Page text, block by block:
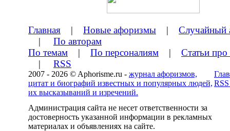
Главная | Новые афоризмы | Случайный
| По авторам
По темам | По персоналиям | Статьи
| RSS
2007 - 2026 © Aphorisme.ru - журнал афоризмов,
цитат и биографий известных и популярных людей,
их высказываний и изречений.
Администрация сайта не несет ответственности за
достоверность указанной информации в рекламных
материалах и объявлениях на сайте.